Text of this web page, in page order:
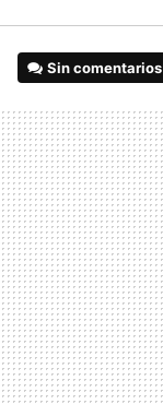
Sin comentarios